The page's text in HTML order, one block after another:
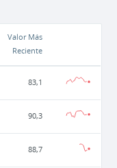
Valor Más
Reciente
83,1
90,3
88,7